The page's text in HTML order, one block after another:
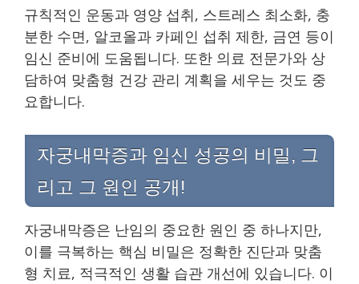
규칙적인 운동과 영양 섭취, 스트레스 최소화, 충
분한 수면, 알코올과 카페인 섭취 제한, 금연 등이
임신 준비에 도움됩니다. 또한 의료 전문가와 상
담하여 맞춤형 건강 관리 계획을 세우는 것도 중
요합니다.
자궁내막증과 임신 성공의 비밀, 그
리고 그 원인 공개!
자궁내막증은 난임의 중요한 원인 중 하나지만,
이를 극복하는 핵심 비밀은 정확한 진단과 맞춤
형 치료, 적극적인 생활 습관 개선에 있습니다. 이